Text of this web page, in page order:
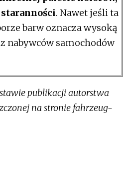
. Nawet jeśli ta
barw oznacza wysoką
nabywców samochodów
publikacji autorstwa
na stronie fahrzeug-